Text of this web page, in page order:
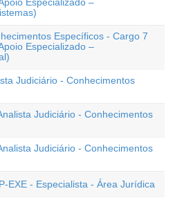
Específicos - Cargo 7
Especializado –
Judiciário - Conhecimentos
Judiciário - Conhecimentos
Judiciário - Conhecimentos
EXE - Especialista - Área Jurídica